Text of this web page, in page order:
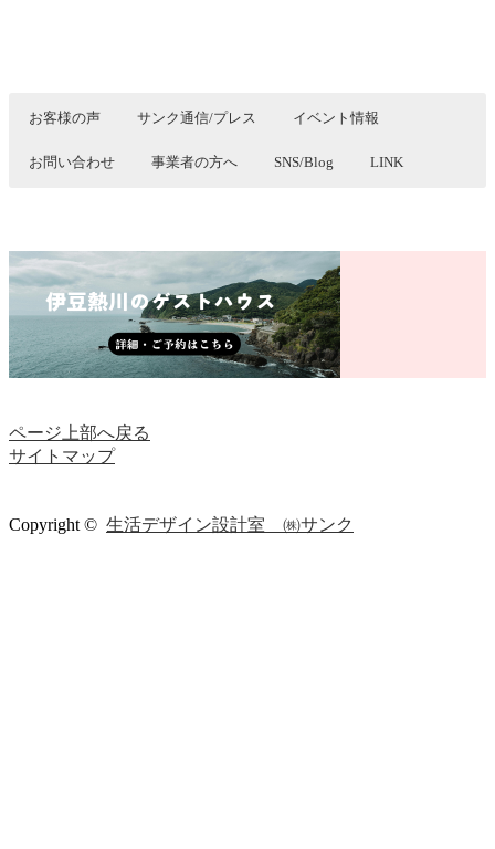
お客様の声 サンク通信/プレス イベント情報
お問い合わせ 事業者の方へ SNS/Blog
LINK
ます。
そのような企画がございましたらぜひお役に立ちたいと思います。
どうぞ、お気軽にお声をおかけください。ご連絡はこちらから
ページ上部へ戻る
サイトマップ
Copyright © 生活デザイン設計室 ㈱サンク